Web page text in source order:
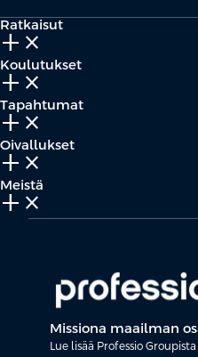
Ratkaisut
add_2 close
Koulutukset
add_2 close
Tapahtumat
add_2 close
Oivallukset
add_2 close
Meistä
add_2 close
Missiona maailman
Lue lisää Professio